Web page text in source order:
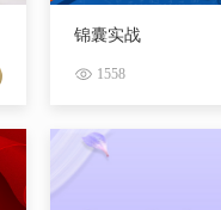
锦囊实战
1558